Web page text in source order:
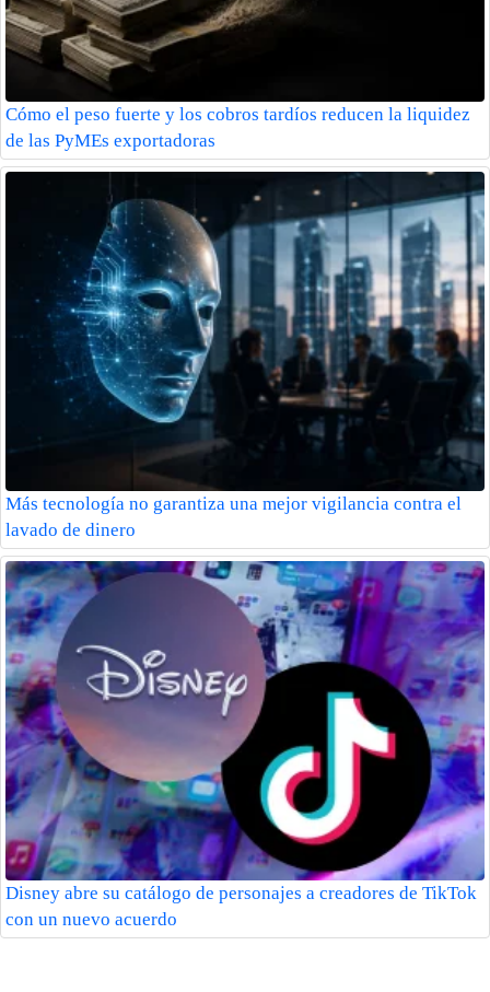
Cómo el peso fuerte y los cobros tardíos reducen la liquidez
de las PyMEs exportadoras
Más tecnología no garantiza una mejor vigilancia contra el
lavado de dinero
Disney abre su catálogo de personajes a creadores de TikTok
con un nuevo acuerdo